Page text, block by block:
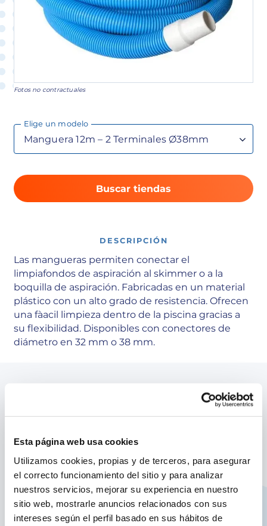
Esta página web usa cookies
Utilizamos cookies, propias y de terceros, para asegurar
el correcto funcionamiento del sitio y para analizar
nuestros servicios, mejorar su experiencia en nuestro
sitio web, mostrarle anuncios relacionados con sus
intereses según el perfil basado en sus hábitos de
Fotos no contractuales
Elige un modelo
Buscar tiendas
DESCRIPCIÓN
Las mangueras permiten conectar el
limpiafondos de aspiración al skimmer o a la
boquilla de aspiración. Fabricadas en un material
plástico con un alto grado de resistencia. Ofrecen
una fàacil limpieza dentro de la piscina gracias a
su flexibilidad. Disponibles con conectores de
diámetro en 32 mm o 38 mm.
Equipamiento
Características producto:
Manguera para limpiafondos
Tiene una longitud de 12 m con 2 terminales
de Ø38 mm
Fabricada en un material plástico con un alto
grado de resistencia